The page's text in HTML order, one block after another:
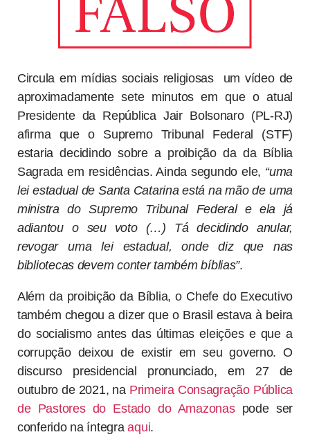
Circula em mídias sociais religiosas um vídeo de
aproximadamente sete minutos em que o atual
Presidente da República Jair Bolsonaro (PL-RJ)
afirma que o Supremo Tribunal Federal (STF)
estaria decidindo sobre a proibição da da Bíblia
Sagrada em residências. Ainda segundo ele, “uma
lei estadual de Santa Catarina está na mão de uma
ministra do Supremo Tribunal Federal e ela já
adiantou o seu voto (…) Tá decidindo anular,
revogar uma lei estadual, onde diz que nas
bibliotecas devem conter também bíblias”.
Além da proibição da Bíblia, o Chefe do Executivo
também chegou a dizer que o Brasil estava à beira
do socialismo antes das últimas eleições e que a
corrupção deixou de existir em seu governo. O
discurso presidencial pronunciado, em 27 de
outubro de 2021, na Primeira Consagração Pública
de Pastores do Estado do Amazonaspode ser
conferido na íntegraaqui.